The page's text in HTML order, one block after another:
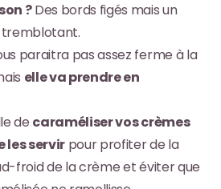
?Des bords figés mais un
paraitra pas assez ferme à la
elle va prendre en
de caraméliser vos crèmes
les servir pour profiter de la
froid de la crème et éviter que